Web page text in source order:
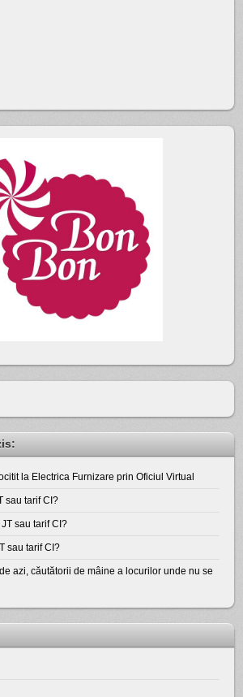
la Electrica Furnizare prin Oficiul Virtual
sau tarif CI?
sau tarif CI?
sau tarif CI?
azi, căutătorii de mâine a locurilor unde nu se